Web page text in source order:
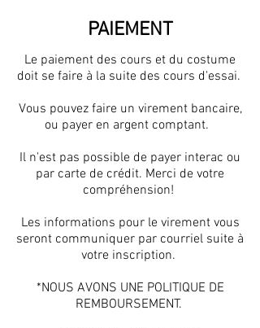
PAIEMENT
Le paiement des cours et du costume
doit se faire à la suite des cours d'essai.
Vous pouvez faire un virement bancaire,
ou payer en argent comptant.
Il n'est pas possible de payer interac ou
par carte de crédit. Merci de votre
compréhension!
Les informations pour le virement vous
seront communiquer par courriel suite à
votre inscription.
*NOUS AVONS UNE POLITIQUE DE
REMBOURSEMENT.